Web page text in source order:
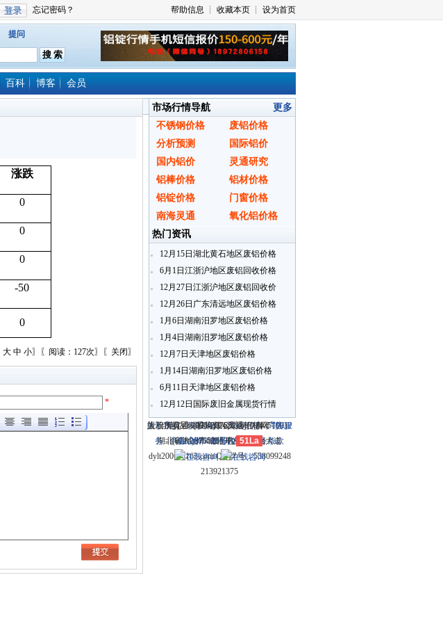
提问
百科 博客 会员
涨跌
0
0
0
-50
0
大 中 小〗〖阅读：127次〗〖 关闭〗
*
市场行情导航
更多
不锈钢价格
废铝价格
分析预测
国际铝价
国内铝价
灵通研究
铝棒价格
铝材价格
铝锭价格
门窗价格
南海灵通
氧化铝价格
热门资讯
12月15日湖北黄石地区废铝价格
6月1日江浙沪地区废铝回收价格
12月27日江浙沪地区废铝回收价
12月26日广东清远地区废铝价格
1月6日湖南汨罗地区废铝价格
1月4日湖南汨罗地区废铝价格
12月7日天津地区废铝价格
1月14日湖南汨罗地区废铝价格
6月11日天津地区废铝价格
12月12日国际废旧金属现货行情
关于我们-联系我们-本站招聘-广告服
务- 商业合作-服务内容-服务条款
电话：(0714)8765286 传真：
(0714)8765285 电子邮件：
dylt2006@163.com QQ群号：558099248
213921375
大冶市灵通科技有限公司 @ （435100）
湖北省大冶市城北开发区新冶大道
版权所有 © 2006-2026灵通铝材网鄂ICP
备12005698号-1
51La